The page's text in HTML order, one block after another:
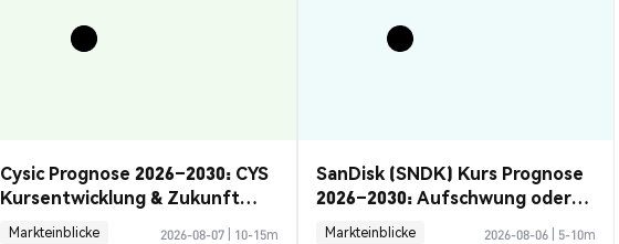
Cysic Prognose 2026–2030: CYS
Kursentwicklung & Zukunft
Guide
Markteinblicke 2026-08-07 10-15m
SanDisk (SNDK) Kurs Prognose
2026–2030: Aufschwung oder
Rückzug?
Markteinblicke 2026-08-06 5-10m